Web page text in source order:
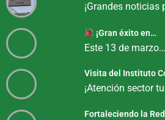
¡Grandes noticias
¡Gran éxito en…
Este 13 de marzo…
Visita del Instituto
¡Atención sector
Fortaleciendo la